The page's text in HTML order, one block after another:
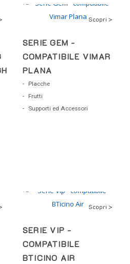
Scopri >
SERIE GEM -
COMPATIBILE VIMAR
PLANA
Placche
Frutti
Supporti ed Accessori
Scopri >
SERIE VIP -
COMPATIBILE
BTICINO AIR